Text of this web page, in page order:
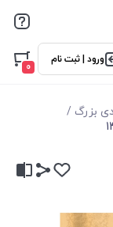
ورود | ثبت نام
0
بزرگ /